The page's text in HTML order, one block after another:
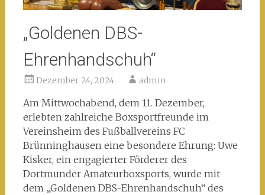
„Goldenen DBS-
Ehrenhandschuh“
Dezember 24, 2024 admin
Am Mittwochabend, dem 11. Dezember,
erlebten zahlreiche Boxsportfreunde im
Vereinsheim des Fußballvereins FC
Brünninghausen eine besondere Ehrung: Uwe
Kisker, ein engagierter Förderer des
Dortmunder Amateurboxsports, wurde mit
dem „Goldenen DBS-Ehrenhandschuh“ des